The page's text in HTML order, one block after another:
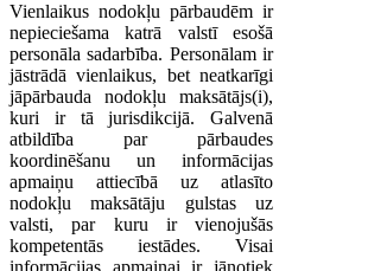
Vienlaikus nodokļu pārbaudēm ir
nepieciešama katrā valstī esošā
personāla sadarbība. Personālam ir
jāstrādā vienlaikus, bet neatkarīgi
jāpārbauda nodokļu maksātājs(i),
kuri ir tā jurisdikcijā. Galvenā
atbildība par pārbaudes
koordinēšanu un informācijas
apmaiņu attiecībā uz atlasīto
nodokļu maksātāju gulstas uz
valsti, par kuru ir vienojušās
kompetentās iestādes. Visai